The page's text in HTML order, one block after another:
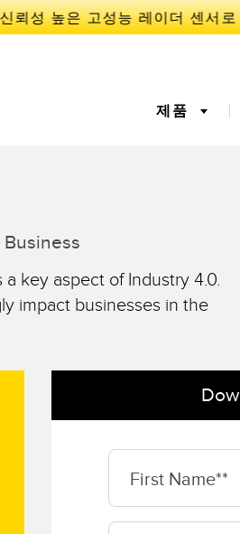
제품
저 거리 측정
파 센서 광섬유 증
상표, 색상, 발광 센서 Pick-to-
Sensors
소프트웨어
Banner Measurement Sensor
토리
모니터링/전체 장비 효
모니터링
예측 및 예
key aspect of Industry 4.0.
impact businesses in the
First Name*